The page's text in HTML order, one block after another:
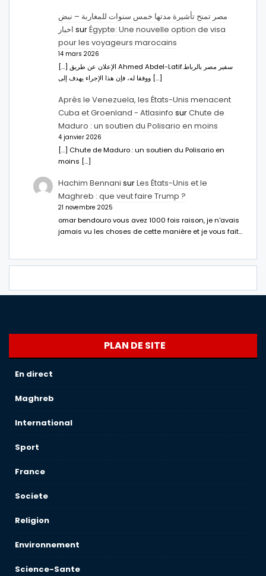
مصر تمنح تأشيرة مدتها خمس سنوات للمغاربة – نبض
اخبار surÉgypte: Une nouvelle option de visa
pour les voyageurs marocains
14 mars 2026
[…] الإعلان عن طريق Ahmed Abdel-Latifسفير مصر بالرباط.
ووفقا له، فإن هذا الإجراء يهدف إلى […]
Après le Venezuela, les États-Unis menacent
Cuba et Groenland - Atlasinfo surChute de
Maduro : un soutien du Polisario en moins
4 janvier 2026
[…] Chute de Maduro : un soutien du Polisario en
moins […]
Hachim Bennani surLes États-Unis et le
Maghreb : que veut faire Trump ?
21 novembre 2025
omar bendouro vous avez 1000 fois raison, je n'avais
jamais vu les choses de cette manière et je vous fait…
PLAN DE SITE
En direct
Maghreb
International
Sport
France
Societe
Religion
Environnement
Science-Sante